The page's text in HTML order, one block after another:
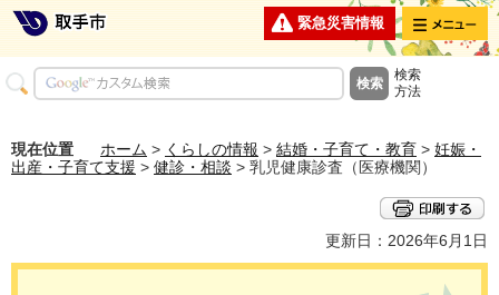
緊急災害情報 メニュー
検索
方法
現在位置 ホーム > くらしの情報 > 結婚・子育て・教育 > 妊娠・
出産・子育て支援 > 健診・相談 > 乳児健康診査（医療機関）
更新日：2026年6月1日